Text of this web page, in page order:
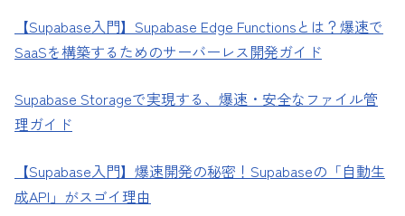
【Supabase入門】Supabase Edge Functionsとは？爆速で
SaaSを構築するためのサーバーレス開発ガイド
Supabase Storageで実現する、爆速・安全なファイル管
理ガイド
【Supabase入門】爆速開発の秘密！Supabaseの「自動生
成API」がスゴイ理由